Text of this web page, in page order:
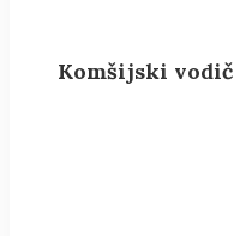
Komšijski vodič